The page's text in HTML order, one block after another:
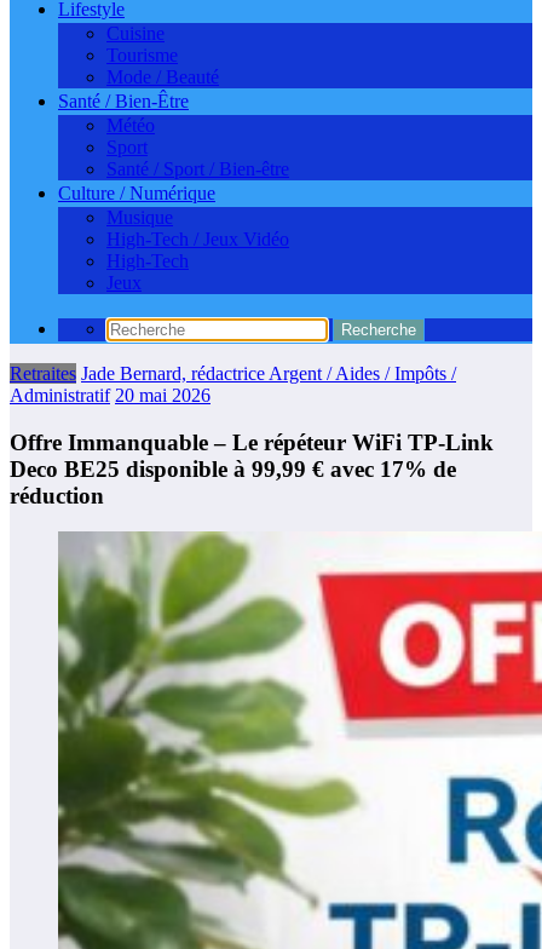
Lifestyle
Cuisine
Tourisme
Mode / Beauté
Santé / Bien-Être
Météo
Sport
Santé / Sport / Bien-être
Culture / Numérique
Musique
High-Tech / Jeux Vidéo
High-Tech
Jeux
Retraites Jade Bernard, rédactrice Argent / Aides / Impôts /
Administratif 20 mai 2026
Offre Immanquable – Le répéteur WiFi TP-Link
Deco BE25 disponible à 99,99 € avec 17% de
réduction